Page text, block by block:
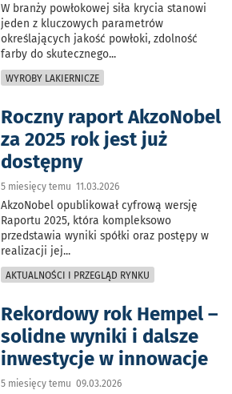
W branży powłokowej siła krycia stanowi
jeden z kluczowych parametrów
określających jakość powłoki, zdolność
farby do skutecznego...
WYROBY LAKIERNICZE
Roczny raport AkzoNobel
za 2025 rok jest już
dostępny
5 miesięcy temu 11.03.2026
AkzoNobel opublikował cyfrową wersję
Raportu 2025, która kompleksowo
przedstawia wyniki spółki oraz postępy w
realizacji jej...
AKTUALNOŚCI I PRZEGLĄD RYNKU
Rekordowy rok Hempel –
solidne wyniki i dalsze
inwestycje w innowacje
5 miesięcy temu 09.03.2026